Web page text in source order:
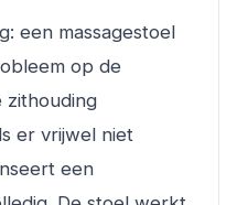
een massagestoel
op de
zithouding
er vrijwel niet
een